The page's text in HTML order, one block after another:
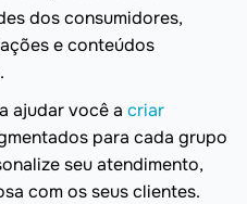
dos consumidores,
e conteúdos
ajudar você a criar
para cada grupo
seu atendimento,
com os seus clientes.